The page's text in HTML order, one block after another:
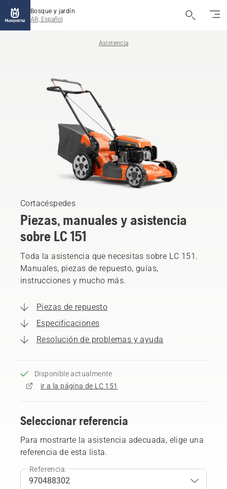
Bosque y jardín
AR, Español
Asistencia
Cortacéspedes
Piezas, manuales y asistencia
sobre LC 151
Toda la asistencia que necesitas sobre LC 151.
Manuales, piezas de repuesto, guías,
instrucciones y mucho más.
Piezas de repuesto
Especificaciones
Resolución de problemas y ayuda
Disponible actualmente
ir a la página de LC 151
Seleccionar referencia
Para mostrarte la asistencia adecuada, elige una
referencia de esta lista.
Referencia: